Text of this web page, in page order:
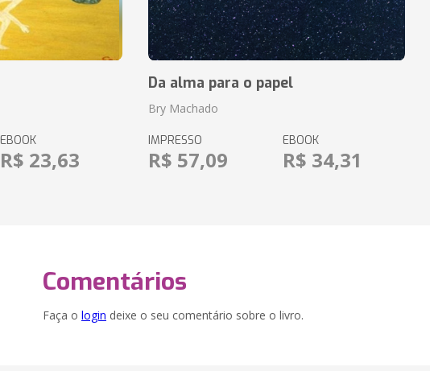
EBOOK
R$ 23,63
Da alma para o papel
Bry Machado
IMPRESSO
R$ 57,09
EBOOK
R$ 34,31
Comentários
Faça o login deixe o seu comentário sobre o livro.